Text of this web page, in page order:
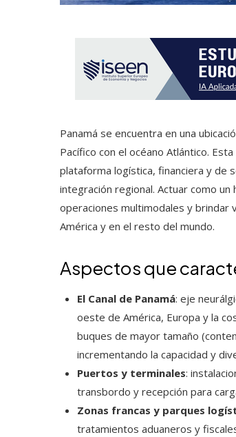
Panamá se encuentra en una
Pacífico con el océano Atlántico.
plataforma logística, financiera y de
integración regional. Actuar como
operaciones multimodales y brindar
América y en el resto del mundo.
Aspectos que
El Canal de Panamá: eje
oeste de América, Europa y la
buques de mayor tamaño
incrementando la capacidad y
Puertos y terminales:
transbordo y recepción para
Zonas francas y parques
tratamientos aduaneros y